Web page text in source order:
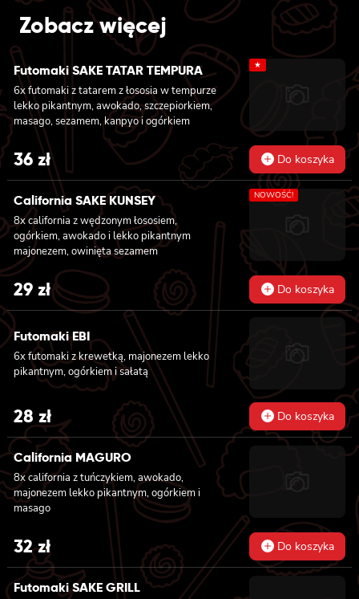
Zobacz więcej
Futomaki SAKE TATAR TEMPURA
6x futomaki z tatarem z łososia w tempurze
lekko pikantnym, awokado, szczepiorkiem,
masago, sezamem, kanpyo i ogórkiem
★
36 zł Do koszyka
California SAKE KUNSEY
8x california z wędzonym łososiem,
ogórkiem, awokado i lekko pikantnym
majonezem, owinięta sezamem
NOWOŚĆ!
29 zł Do koszyka
Futomaki EBI
6x futomaki z krewetką, majonezem lekko
pikantnym, ogórkiem i sałatą
28 zł Do koszyka
California MAGURO
8x california z tuńczykiem, awokado,
majonezem lekko pikantnym, ogórkiem i
masago
32zł Do koszyka
Futomaki SAKE GRILL